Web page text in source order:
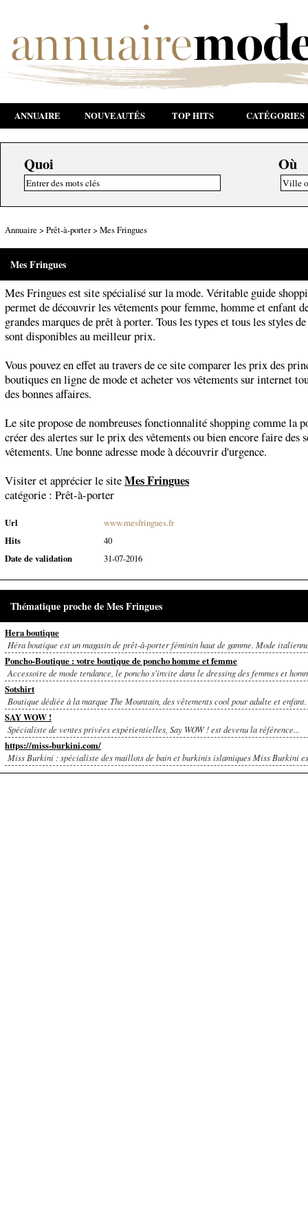
ANNUAIRE NOUVEAUTÉS TOP HITS CATÉGORIES
Quoi Où
Annuaire > Prêt-à-porter> Mes Fringues
Mes Fringues
Mes Fringues est site spécialisé sur la mode. Véritable guide
permet de découvrir les vêtements pour femme, homme et enfant
grandes marques de prêt à porter. Tous les types et tous les styles
sont disponibles au meilleur prix.
Vous pouvez en effet au travers de ce site comparer les prix des
boutiques en ligne de mode et acheter vos vêtements sur internet
des bonnes affaires.
Le site propose de nombreuses fonctionnalité shopping comme la
créer des alertes sur le prix des vêtements ou bien encore faire des
vêtements. Une bonne adresse mode à découvrir d'urgence.
Visiter et apprécier le siteMes Fringues
catégorie : Prêt-à-porter
Url
www.mesfringues.fr
Hits
40
Date de validation
31-07-2016
Thématique proche de Mes Fringues
Hera boutique
Héra boutique est un magasin de prêt-à-porter féminin haut de gamme. Mode
Poncho-Boutique : votre boutique de poncho homme et femme
Accessoire de mode tendance, le poncho s'invite dans le dressing des femmes et
Sotshirt
Boutique dédiée à la marque The Mountain, des vêtements cool pour adulte et
SAY WOW !
Spécialiste de ventes privées expérientielles, Say WOW ! est devenu la référence...
https://miss-burkini.com/
Miss Burkini : spécialiste des maillots de bain et burkinis islamiques Miss Burkini